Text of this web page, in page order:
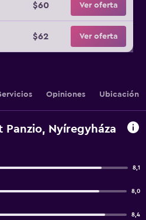
$60 Ver oferta
$62 Ver oferta
Opiniones Ubicación
Panzio, Nyíregyháza
8,1
8,0
8,4